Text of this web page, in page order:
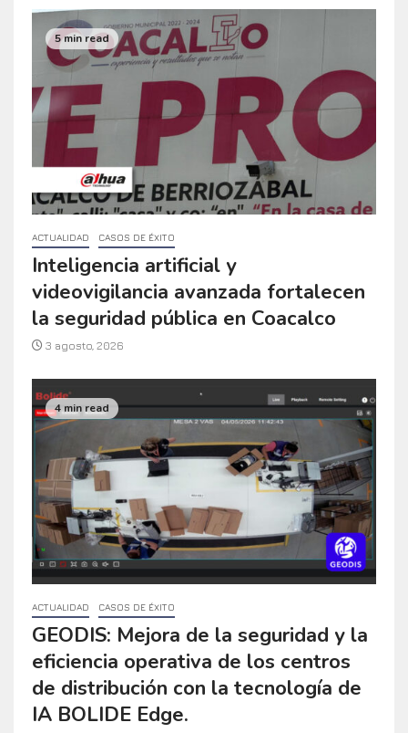
5 min read
ACTUALIDAD CASOS DE ÉXITO
Inteligencia artificial y
videovigilancia avanzada fortalecen
la seguridad pública en Coacalco
3 agosto, 2026
4 min read
ACTUALIDAD CASOS DE ÉXITO
GEODIS: Mejora de la seguridad y la
eficiencia operativa de los centros
de distribución con la tecnología de
IA BOLIDE Edge.